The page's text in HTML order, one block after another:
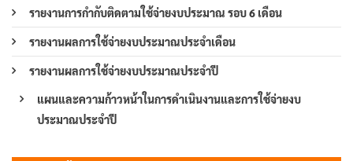
รายงานการกำกับติดตามใช้จ่ายงบประมาณ รอบ 6 เดือน
รายงานผลการใช้จ่ายงบประมาณประจำเดือน
รายงานผลการใช้จ่ายงบประมาณประจำปี
แผนและความก้าวหน้าในการดำเนินงานและการใช้จ่ายงบ
ประมาณประจำปี